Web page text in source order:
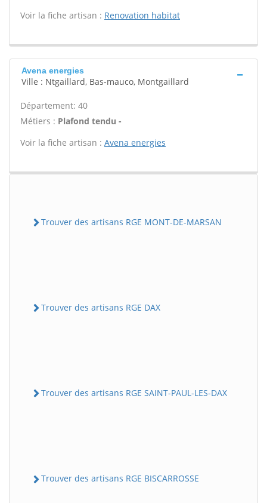
Voir la fiche artisan : Renovation habitat
Avena energies
Ville : Ntgaillard, Bas-mauco, Montgaillard
Département: 40
Métiers : Plafond tendu -
Voir la fiche artisan : Avena energies
Trouver des artisans RGE MONT-DE-MARSAN
Trouver des artisans RGE DAX
Trouver des artisans RGE SAINT-PAUL-LES-DAX
Trouver des artisans RGE BISCARROSSE